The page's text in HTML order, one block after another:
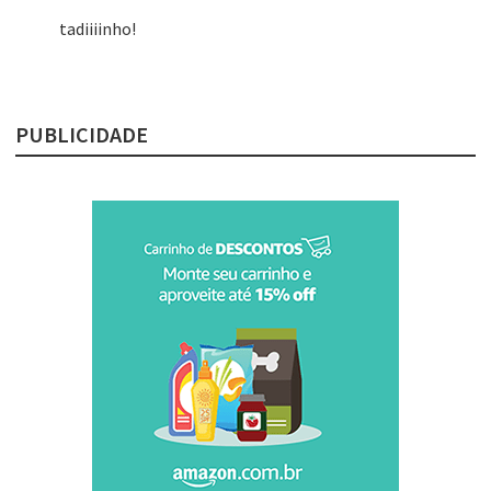
tadiiiinho!
PUBLICIDADE